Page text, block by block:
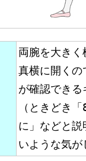
両腕を大きく
真横に開くの
が確認でき
（ときどき
に」などと
いような気